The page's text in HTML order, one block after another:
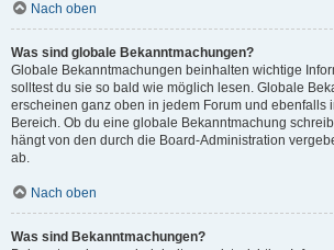
Nach oben
Was sind globale Bekanntmachungen?
Globale Bekanntmachungen beinhalten wichtige
solltest du sie so bald wie möglich lesen. Globale
erscheinen ganz oben in jedem Forum und ebenfalls
Bereich. Ob du eine globale Bekanntmachung
hängt von den durch die Board-Administration
ab.
Nach oben
Was sind Bekanntmachungen?